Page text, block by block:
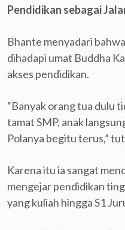
Pendidikan sebagai
Bhante menyadari
dihadapi umat Buddha
akses pendidikan.
“Banyak orang tua dulu
tamat SMP, anak
Polanya begitu terus,”
Karena itu ia sangat
mengejar pendidikan
yang kuliah hingga S1